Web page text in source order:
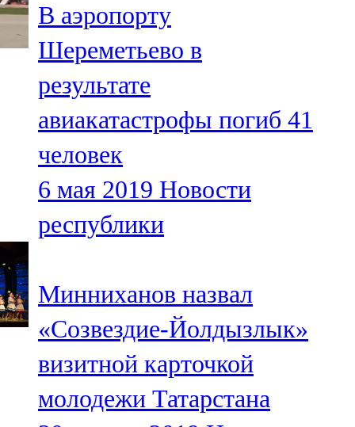
103,0 FM
Чүпрәле
91,0 FM
Шәмәрдән
102,3 FM
Яңа чишмә
107,0 FM
105,5 FM
В аэропорту
Шереметьево в
результате
авиакатастрофы погиб 41
человек
6 мая 2019 Новости
республики
Минниханов назвал
«Созвездие-Йолдызлык»
визитной карточкой
молодежи Татарстана